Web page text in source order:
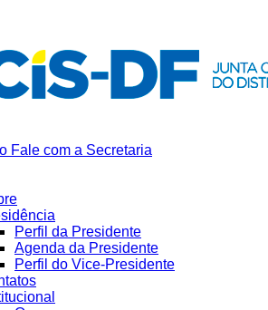
Fale com a Secretaria
Perfil da Presidente
Agenda da Presidente
Perfil do Vice-Presidente